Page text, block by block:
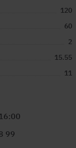
120
60
2
15.55
11
99